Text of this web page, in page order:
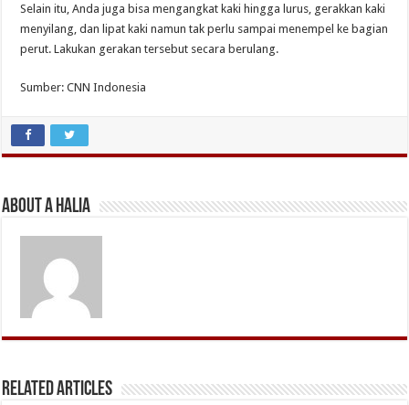
Selain itu, Anda juga bisa mengangkat kaki hingga lurus, gerakkan kaki
menyilang, dan lipat kaki namun tak perlu sampai menempel ke bagian
perut. Lakukan gerakan tersebut secara berulang.
Sumber: CNN Indonesia
About A Halia
Related Articles